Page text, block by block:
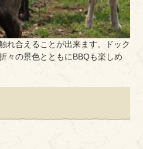
れ合えることが出来ます。ドック
々の景色とともにBBQも楽しめ